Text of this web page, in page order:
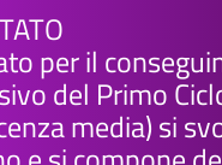
per il
del Primo
media) si